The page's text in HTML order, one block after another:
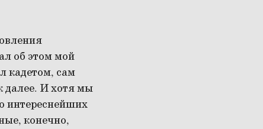
об этом мой
кадетом, сам
далее. И хотя мы
интереснейших
конечно,